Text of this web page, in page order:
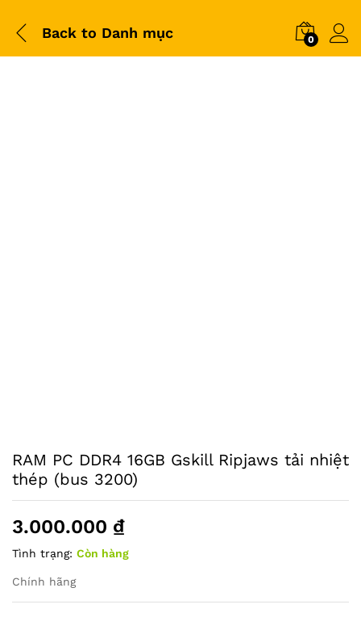
Back to Danh mục 0
RAM PC DDR4 16GB Gskill Ripjaws tải nhiệt
thép (bus 3200)
3.000.000 ₫
Tình trạng: Còn hàng
Chính hãng